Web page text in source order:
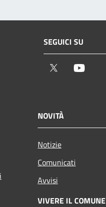
SEGUICI SU
Twitter
NOVITÀ
Notizie
Comunicati
Avvisi
VIVERE IL COMUNE